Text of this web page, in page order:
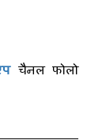
चैनल फोलो